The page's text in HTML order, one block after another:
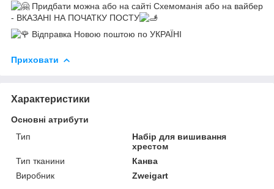
Придбати можна або на сайті Схемоманія або на вайбер
- ВКАЗАНІ НА ПОЧАТКУ ПОСТУ
Відправка Новою поштою по УКРАЇНІ
Приховати
Характеристики
Основні атрибути
Тип
Набір для вишивання
хрестом
Тип тканини
Канва
Виробник
Zweigart